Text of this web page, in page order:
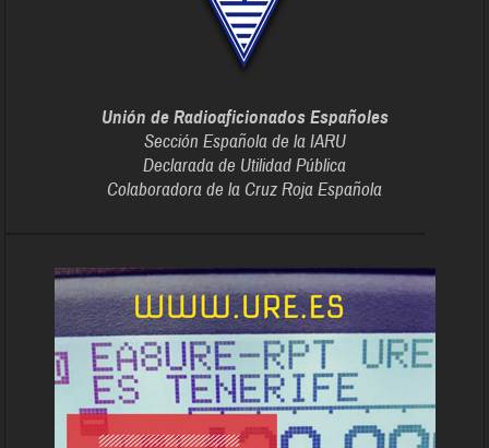
Unión de Radioaficionados Españoles
Sección Española de la IARU
Declarada de Utilidad Pública
Colaboradora de la Cruz Roja Española